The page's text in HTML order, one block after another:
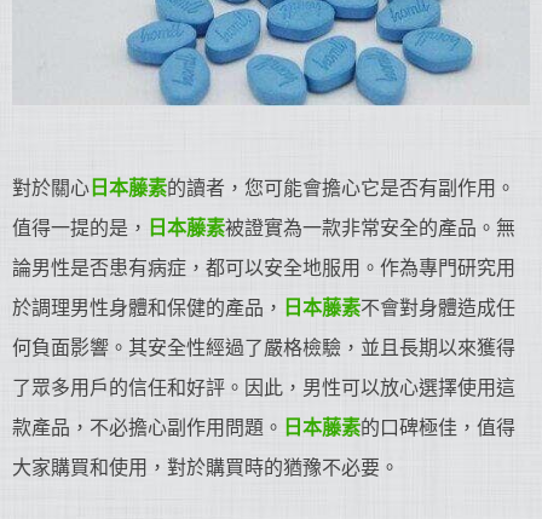
對於關心 日本藤素的讀者，您可能會擔心它是否有副作用。
值得一提的是， 日本藤素被證實為一款非常安全的產品。無
論男性是否患有病症，都可以安全地服用。作為專門研究用
於調理男性身體和保健的產品， 日本藤素不會對身體造成任
何負面影響。其安全性經過了嚴格檢驗，並且長期以來獲得
了眾多用戶的信任和好評。因此，男性可以放心選擇使用這
款產品，不必擔心副作用問題。 日本藤素的口碑極佳，值得
大家購買和使用，對於購買時的猶豫不必要。